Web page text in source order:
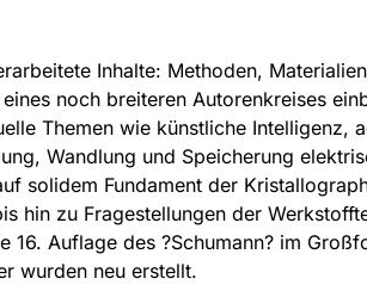
Inhalte: Methoden,
noch breiteren Autorenkreises
Themen wie künstliche Intelligenz,
Wandlung und Speicherung
solidem Fundament der
hin zu Fragestellungen der
16. Auflage des ?Schumann? im
wurden neu erstellt.